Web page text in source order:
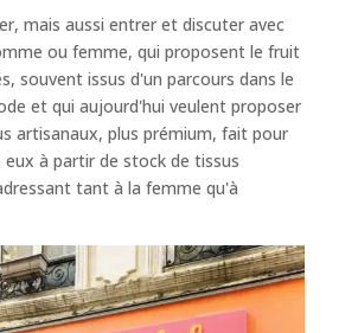
mais aussi entrer et discuter avec
ou femme, qui proposent le fruit
souvent issus d'un parcours dans le
et qui aujourd'hui veulent proposer
artisanaux, plus prémium, fait pour
à partir de stock de tissus
tant à la femme qu'à